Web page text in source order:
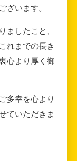
ざいます。
ましたこと、
れまでの長き
心より厚く御
多幸を心より
ていただきま